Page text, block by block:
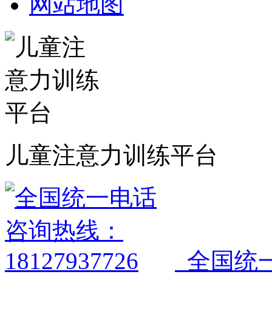
儿童注意力训练平台
全国统